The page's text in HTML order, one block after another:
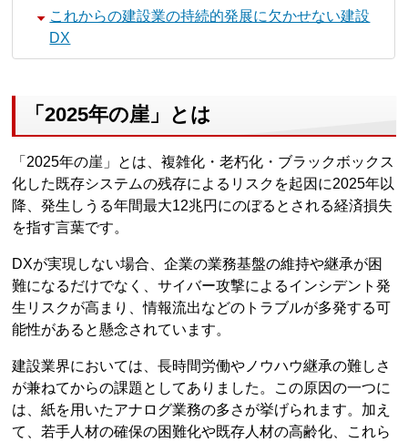
これからの建設業の持続的発展に欠かせない建設
DX
「2025年の崖」とは
「2025年の崖」とは、複雑化・老朽化・ブラックボックス
化した既存システムの残存によるリスクを起因に2025年以
降、発生しうる年間最大12兆円にのぼるとされる経済損失
を指す言葉です。
DXが実現しない場合、企業の業務基盤の維持や継承が困
難になるだけでなく、サイバー攻撃によるインシデント発
生リスクが高まり、情報流出などのトラブルが多発する可
能性があると懸念されています。
建設業界においては、長時間労働やノウハウ継承の難しさ
が兼ねてからの課題としてありました。この原因の一つに
は、紙を用いたアナログ業務の多さが挙げられます。加え
て、若手人材の確保の困難化や既存人材の高齢化、これら